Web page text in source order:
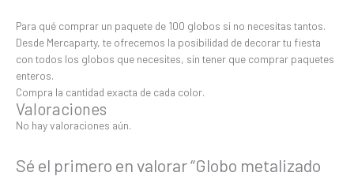
Para qué comprar un paquete de 100 globos si no necesitas tantos.
Desde Mercaparty, te ofrecemos la posibilidad de decorar tu fiesta
con todos los globos que necesites, sin tener que comprar paquetes
enteros.
Compra la cantidad exacta de cada color.
Valoraciones
No hay valoraciones aún.
Sé el primero en valorar “Globo metalizado